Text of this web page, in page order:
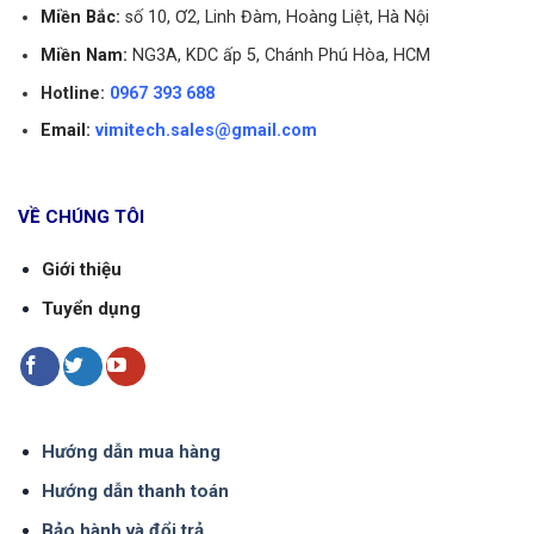
toàn, tuổi thọ và độ chính xác của đồng hồ.
Unijin chính hãng
Vimitech là một công ty chuyên nhập khẩu và phân
nghiệm và uy tín trong ngành công nghiệp đo
sản phẩm Unijin bao gồm
chất lượng cao và đáng tin cậy đến các khách
Miền Bắc: số 10, Ơ2, Linh Đàm, Hoàng Liệt, Hà Nội
Miền Nam: NG3A, KDC ấp 5, Chánh Phú Hòa, HCM
Hotline: 0967 393 688
Email: vimitech.sales@gmail.com
VỀ CHÚNG TÔI
Giới thiệu
Tuyển dụng
Hướng dẫn mua hàng
Hướng dẫn thanh toán